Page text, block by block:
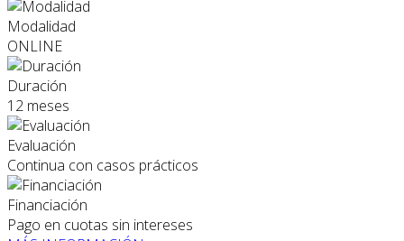
Modalidad
ONLINE
Duración
12 meses
Evaluación
Continua con casos prácticos
Financiación
Pago en cuotas sin intereses